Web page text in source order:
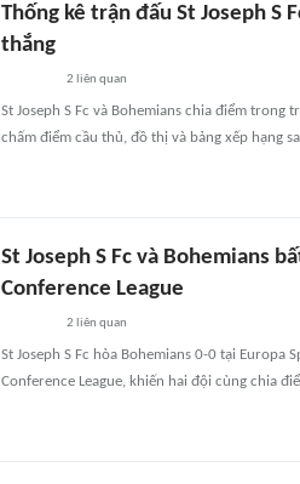
Thống kê trận đấu St Joseph S
thắng
2 liên quan
St Joseph S Fc và Bohemians chia điểm
chấm điểm cầu thủ, đồ thị và bảng xếp hạng
St Joseph S Fc và Bohemians
Conference League
2 liên quan
St Joseph S Fc hòa Bohemians 0-0 tại Europa
Conference League, khiến hai đội cùng chia